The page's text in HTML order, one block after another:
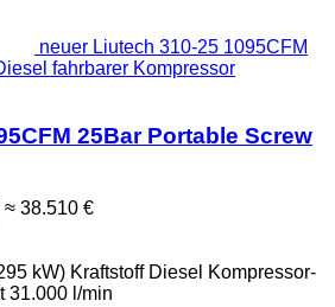
neuer Liutech 310-25 1095CFM
fahrbarer Kompressor
25Bar Portable Screw
≈ 38.510 €
kW) Kraftstoff Diesel Kompressor-
31.000 l/min